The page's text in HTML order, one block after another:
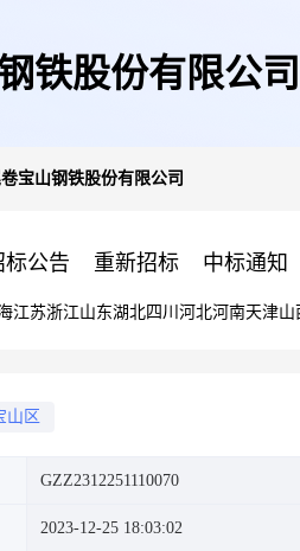
铁股份有限公司
宝山钢铁股份有限公司
标公告 重新招标 中标通知
江苏浙江山东湖北四川 河北河南天津山
山区
GZZ2312251110070
2023-12-25 18:03:02